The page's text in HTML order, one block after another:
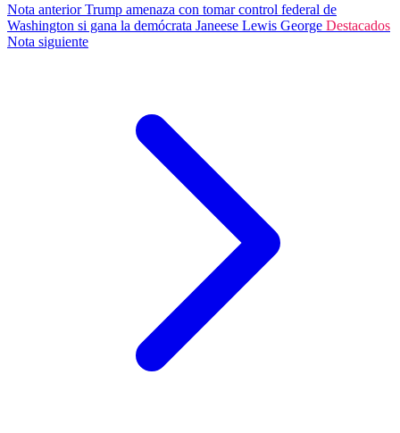
Nota anteriorTrump amenaza con tomar control federal de
Washington si gana la demócrata Janeese Lewis George Destacados
Nota siguiente